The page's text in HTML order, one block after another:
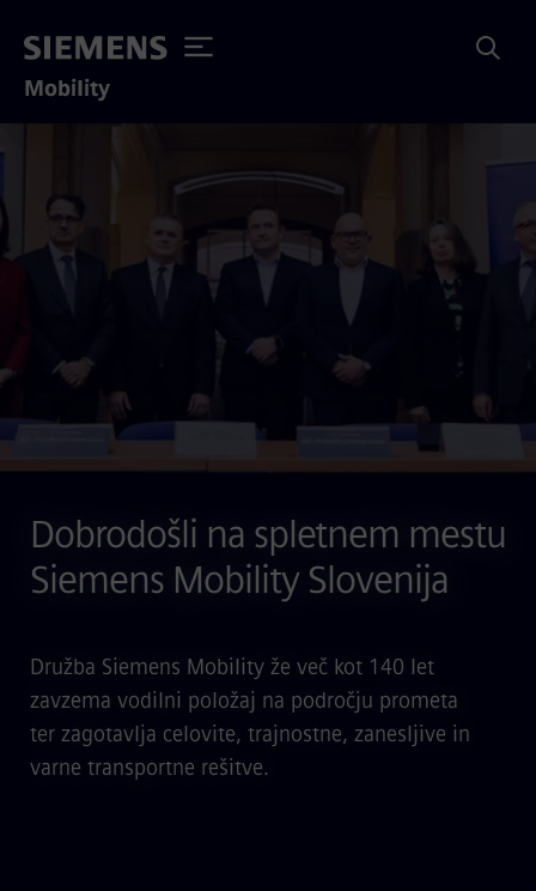
Mobility
Dobrodošli na spletnem mestu
Siemens Mobility Slovenija
Družba Siemens Mobility že več kot 140 let
zavzema vodilni položaj na področju prometa
ter zagotavlja celovite, trajnostne, zanesljive in
varne transportne rešitve.